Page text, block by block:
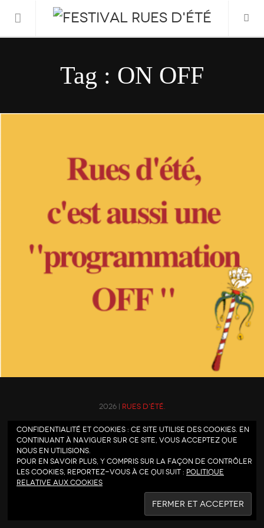
FESTIVAL 2026
Tag : ON OFF
2026 | Rues d'été.
Confidentialité et cookies : ce site utilise des cookies. En
continuant à naviguer sur ce site, vous acceptez que
nous en utilisions.
Pour en savoir plus, y compris sur la façon de contrôler
les cookies, reportez-vous à ce qui suit : Politique
relative aux cookies